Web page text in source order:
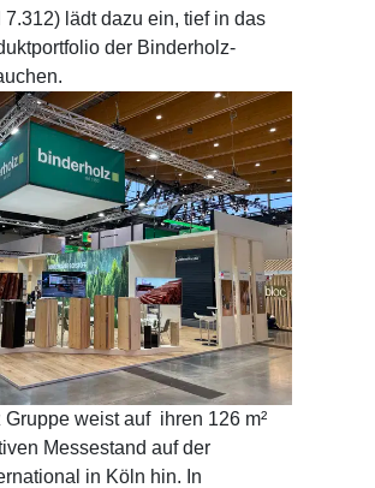
7.312) lädt dazu ein, tief in das
der Binderholz-
weist auf ihren 126 m²
Messestand auf der
in Köln hin. In